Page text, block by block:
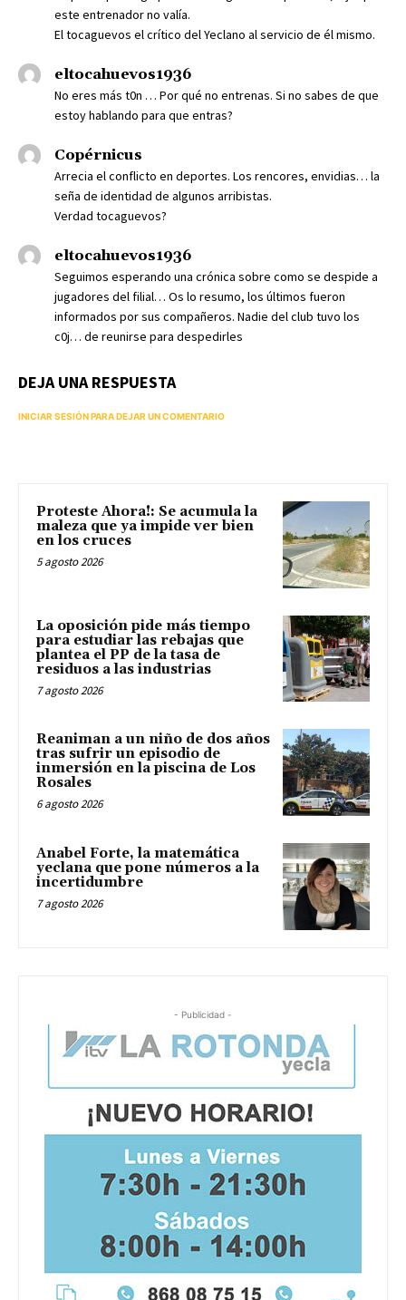
este entrenador no valía.
El tocaguevos el crítico del Yeclano al servicio de él mismo.
eltocahuevos1936
No eres más t0n … Por qué no entrenas. Si no sabes de que
estoy hablando para que entras?
Copérnicus
Arrecia el conflicto en deportes. Los rencores, envidias… la
seña de identidad de algunos arribistas.
Verdad tocaguevos?
eltocahuevos1936
Seguimos esperando una crónica sobre como se despide a
jugadores del filial… Os lo resumo, los últimos fueron
informados por sus compañeros. Nadie del club tuvo los
c0j… de reunirse para despedirles
DEJA UNA RESPUESTA
INICIAR SESIÓN PARA DEJAR UN COMENTARIO
Proteste Ahora!: Se acumula la
maleza que ya impide ver bien
en los cruces
5 agosto 2026
La oposición pide más tiempo
para estudiar las rebajas que
plantea el PP de la tasa de
residuos a las industrias
7 agosto 2026
Reaniman a un niño de dos años
tras sufrir un episodio de
inmersión en la piscina de Los
Rosales
6 agosto 2026
Anabel Forte, la matemática
yeclana que pone números a la
incertidumbre
7 agosto 2026
- Publicidad -